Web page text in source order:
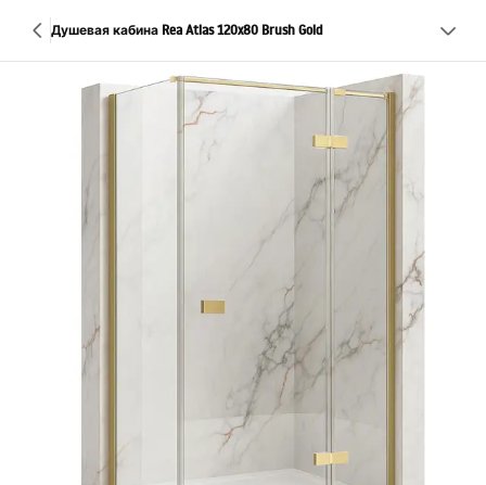
Душевая кабина Rea Atlas 120x80 Brush Gold